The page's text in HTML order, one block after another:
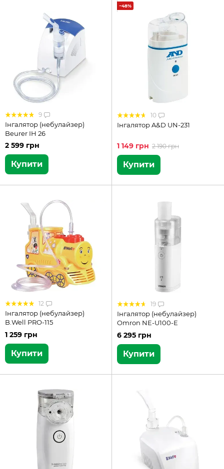
9
Інгалятор (небулайзер)
Beurer IH 26
2 599 грн
Купити
−48%
10
Інгалятор A&D UN-231
1 149 грн 2 190 грн
Купити
12
Інгалятор (небулайзер)
B.Well PRO-115
1 259 грн
Купити
19
Інгалятор (небулайзер)
Omron NE-U100-Е
6 295 грн
Купити